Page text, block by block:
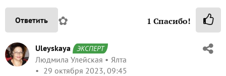
Ответить ✿ 1 Спасибо!
Uleyskaya ЭКСПЕРТ
Людмила Улейская
Ялта
29 октября 2023, 09:45